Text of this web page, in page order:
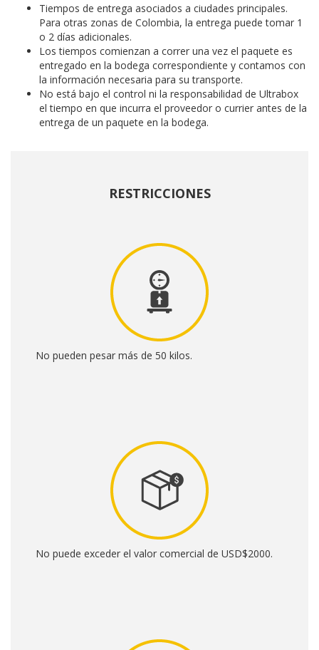
Tiempos de entrega asociados a ciudades principales.
Para otras zonas de Colombia, la entrega puede tomar 1
o 2 días adicionales.
Los tiempos comienzan a correr una vez el paquete es
entregado en la bodega correspondiente y contamos con
la información necesaria para su transporte.
No está bajo el control ni la responsabilidad de Ultrabox
el tiempo en que incurra el proveedor o currier antes de la
entrega de un paquete en la bodega.
RESTRICCIONES
No pueden pesar más de 50 kilos.
No puede exceder el valor comercial de USD$2000.